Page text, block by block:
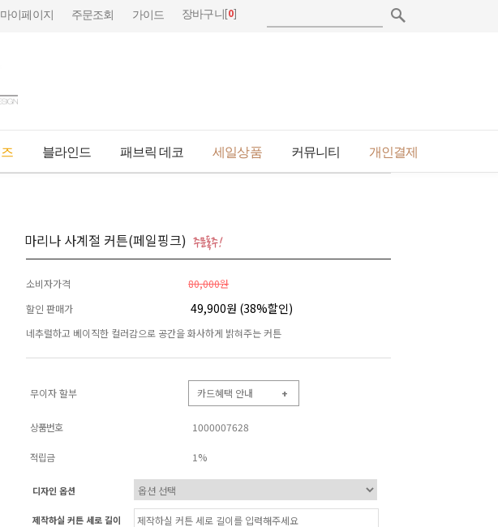
마이페이지 주문조회 가이드 장바구니[0]
즈 블라인드 패브릭 데코 세일상품 커뮤니티 개인결제
마리나 사계절 커튼(페일핑크)
소비자가격
80,000원
할인 판매가
49,900원 (38%할인)
네추럴하고 베이직한 컬러감으로 공간을 화사하게 밝혀주는 커튼
무이자 할부 카드혜택 안내 +
상품번호 1000007628
적립금 1%
디자인 옵션
제작하실 커튼 세로 길이